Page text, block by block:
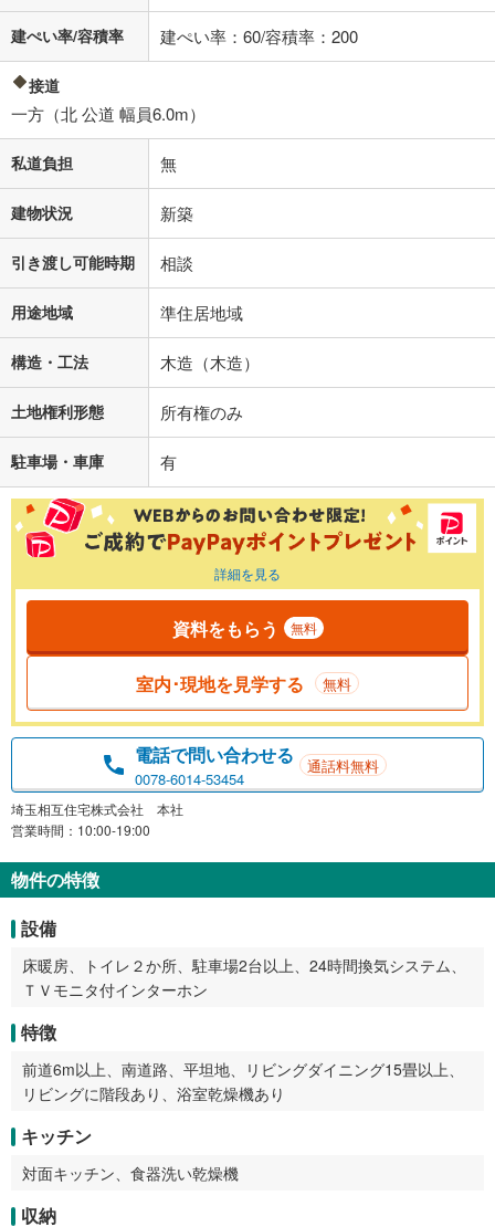
不動産会社に購入相談をする
建ぺい率/容積率 建ぺい率：60/容積率：200
接道
一方（北 公道 幅員6.0m）
私道負担 無
建物状況 新築
引き渡し可能時期 相談
用途地域 準住居地域
構造・工法 木造（木造）
土地権利形態 所有権のみ
駐車場・車庫 有
詳細を見る
資料をもらう 無料
室内･現地を見学する 無料
電話で問い合わせる
0078-6014-53454
通話料無料
埼玉相互住宅株式会社 本社
営業時間：10:00-19:00
物件の特徴
設備
床暖房、トイレ２か所、駐車場2台以上、24時間換気システム、
ＴＶモニタ付インターホン
特徴
前道6m以上、南道路、平坦地、リビングダイニング15畳以上、
リビングに階段あり、浴室乾燥機あり
キッチン
対面キッチン、食器洗い乾燥機
収納